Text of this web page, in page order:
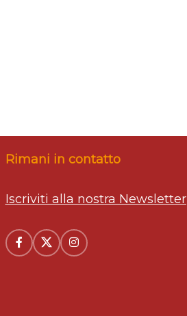
Rimani in contatto
Iscriviti alla nostra Newsletter